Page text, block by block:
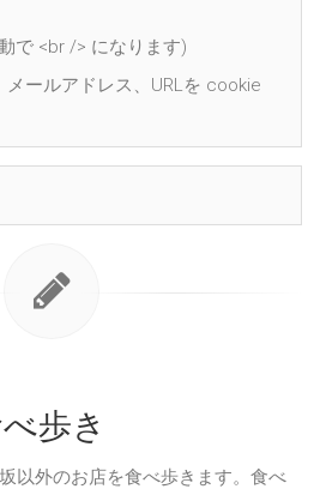
で <br /> になります)
メールアドレス、URLを cookie
歩き
以外のお店を食べ歩きます。食べ